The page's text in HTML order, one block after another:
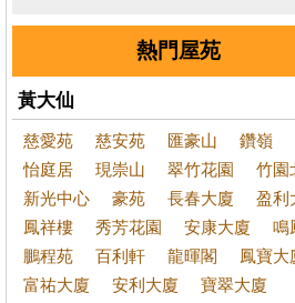
熱門屋苑
黃大仙
慈愛苑 慈安苑 匯豪山
鑽嶺
怡庭居
現崇山 翠竹花園
竹園
新光中心
豪苑 長春大廈
盈利
鳳祥樓
秀芳花園 安康大廈
鳴
鵬程苑
百利軒 龍暉閣
鳳寶大
富祐大廈
安利大廈
寶翠大廈